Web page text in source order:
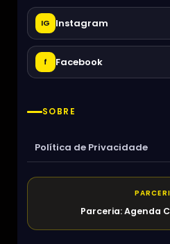
IG Instagram
f Facebook
SOBRE
Política de Privacidade
Parceria: Agenda